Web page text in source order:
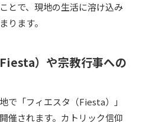
とで、現地の生活に溶け込み
ります。
）や宗教行事への
で「フィエスタ（Fiesta）」
催されます。カトリック信仰